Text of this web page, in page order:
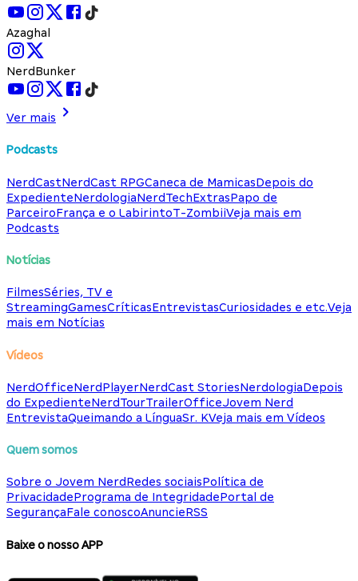
Azaghal
NerdBunker
Ver mais
Podcasts
NerdCastNerdCast RPGCaneca de MamicasDepois do
ExpedienteNerdologiaNerdTechExtrasPapo de
ParceiroFrança e o LabirintoT-ZombiiVeja mais em
Podcasts
Notícias
FilmesSéries, TV e
StreamingGamesCríticasEntrevistasCuriosidades e etc.Veja
mais em Notícias
Vídeos
NerdOfficeNerdPlayerNerdCast StoriesNerdologiaDepois
do ExpedienteNerdTourTrailerOfficeJovem Nerd
EntrevistaQueimando a LínguaSr. KVeja mais em Vídeos
Quem somos
Sobre o Jovem NerdRedes sociaisPolítica de
PrivacidadePrograma de IntegridadePortal de
SegurançaFale conoscoAnuncieRSS
Baixe o nosso APP